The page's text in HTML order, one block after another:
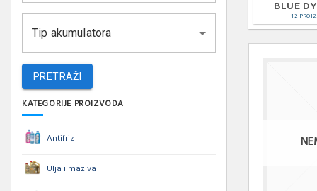
Tip akumulatora
PRETRAŽI
KATEGORIJE PROIZVODA
Antifriz
Ulja i maziva
BLUE
12